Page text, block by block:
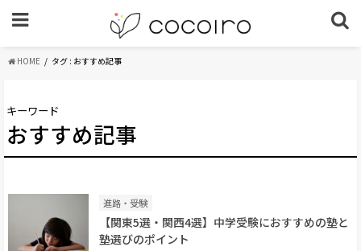
HOME タグ : おすすめ記事
キーワード
おすすめ記事
進路・受験
【関東5選・関西4選】中学受験におすすめの塾と
塾選びのポイント